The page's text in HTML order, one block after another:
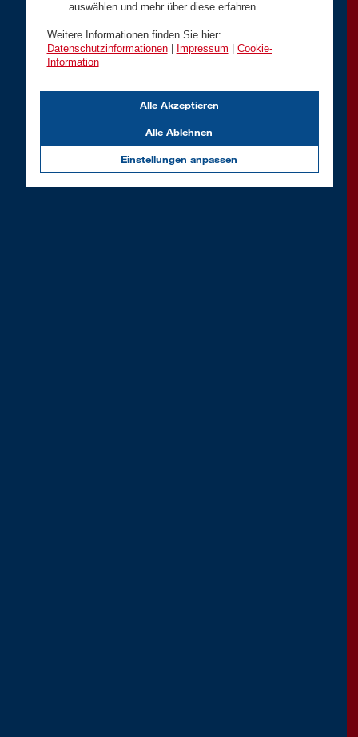
auswählen und mehr über diese erfahren.
Weitere Informationen finden Sie hier:
Datenschutzinformationen| Impressum
Cookie-
Information
Einstellungen anpassen
Alle Ablehnen
Alle Akzeptieren